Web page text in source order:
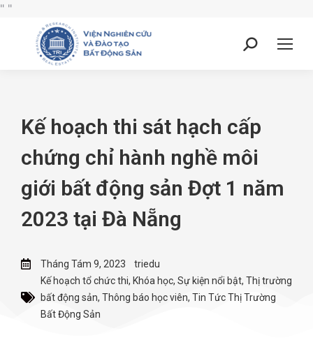
" "
Kế hoạch thi sát hạch cấp
chứng chỉ hành nghề môi
giới bất động sản Đợt 1 năm
2023 tại Đà Nẵng
Tháng Tám 9, 2023
triedu
Kế hoạch tổ chức thi, Khóa học, Sự kiện nổi bật, Thị trường
bất động sản, Thông báo học viên, Tin Tức Thị Trường
Bất Động Sản